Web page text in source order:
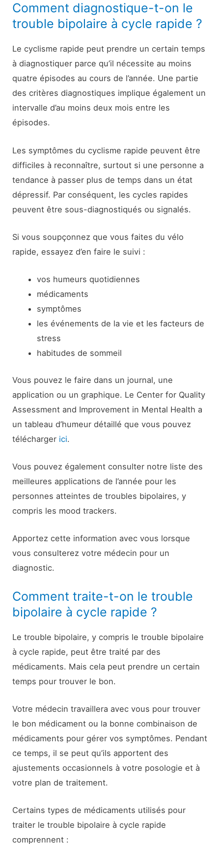
Comment diagnostique-t-on le
trouble bipolaire à cycle rapide ?
Le cyclisme rapide peut prendre un certain temps
à diagnostiquer parce qu’il nécessite au moins
quatre épisodes au cours de l’année. Une partie
des critères diagnostiques implique également un
intervalle d’au moins deux mois entre les
épisodes.
Les symptômes du cyclisme rapide peuvent être
difficiles à reconnaître, surtout si une personne a
tendance à passer plus de temps dans un état
dépressif. Par conséquent, les cycles rapides
peuvent être sous-diagnostiqués ou signalés.
Si vous soupçonnez que vous faites du vélo
rapide, essayez d’en faire le suivi :
vos humeurs quotidiennes
médicaments
symptômes
les événements de la vie et les facteurs de
stress
habitudes de sommeil
Vous pouvez le faire dans un journal, une
application ou un graphique. Le Center for Quality
Assessment and Improvement in Mental Health a
un tableau d’humeur détaillé que vous pouvez
télécharger ici.
Vous pouvez également consulter notre liste des
meilleures applications de l’année pour les
personnes atteintes de troubles bipolaires, y
compris les mood trackers.
Apportez cette information avec vous lorsque
vous consulterez votre médecin pour un
diagnostic.
Comment traite-t-on le trouble
bipolaire à cycle rapide ?
Le trouble bipolaire, y compris le trouble bipolaire
à cycle rapide, peut être traité par des
médicaments. Mais cela peut prendre un certain
temps pour trouver le bon.
Votre médecin travaillera avec vous pour trouver
le bon médicament ou la bonne combinaison de
médicaments pour gérer vos symptômes. Pendant
ce temps, il se peut qu’ils apportent des
ajustements occasionnels à votre posologie et à
votre plan de traitement.
Certains types de médicaments utilisés pour
traiter le trouble bipolaire à cycle rapide
comprennent :